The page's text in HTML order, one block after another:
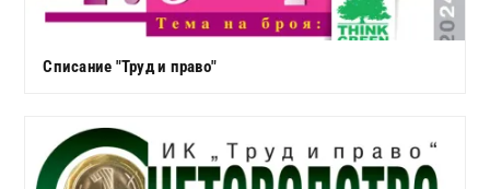
Списание "Труд и право"